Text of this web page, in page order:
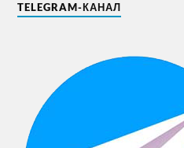
TELEGRAM-КАНАЛ